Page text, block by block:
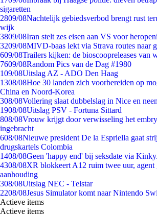
sigaretten
2809/08Nachtelijk gebiedsverbod brengt rust
wijk
3809/08Iran stelt zes eisen aan VS voor
3209/08MIVD-baas lekt via Strava routes naar
609/08Trailers kijken: de bioscoopreleases van
7609/08Random Pics van de Dag #1980
109/08Uitslag AZ - ADO Den Haag
1308/08Hoe 30 landen zich voorbereiden op
China en Noord-Korea
308/08Vollering slaat dubbelslag in Nice en
1908/08Uitslag PSV - Fortuna Sittard
808/08Vrouw krijgt door verwisseling het
ingebracht
608/08Nieuwe president De la Espriella gaat
drugskartels Colombia
1408/08Geen 'happy end' bij seksdate via
4308/08XR blokkeert A12 ruim twee uur, agent
aanhouding
308/08Uitslag NEC - Telstar
2208/08Jesus Simulator komt naar Nintendo
Actieve items
Actieve items